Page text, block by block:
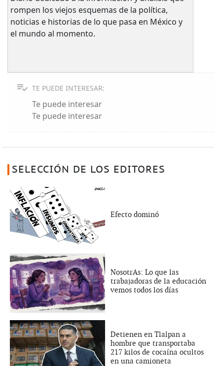
rompen los viejos esquemas de la política,
noticias e historias de lo que pasa en México y
el mundo al momento.
TE PUEDE INTERESAR:
Te puede interesar
Te puede interesar
SELECCIÓN DE LOS EDITORES
Efecto dominó
NosotrAs: Lo que las
trabajadoras de la educación
vemos todos los días
Detienen en Tlalpan a
hombre que transportaba
217 kilos de cocaína ocultos
en una camioneta